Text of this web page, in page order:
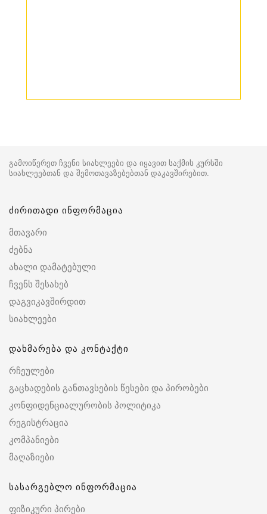
გამოიწერეთ ჩვენი სიახლეები და იყავით საქმის კურსში
სიახლეებთან და შემოთავაზებებთან დაკავშირებით.
ძირითადი ინფორმაცია
მთავარი
ძებნა
ახალი დამატებული
ჩვენს შესახებ
დაგვიკავშირდით
სიახლეები
დახმარება და კონტაქტი
რჩეულები
გაცხადების განთავსების წესები და პირობები
კონფიდენციალურობის პოლიტიკა
რეგისტრაცია
კომპანიები
მაღაზიები
სასარგებლო ინფორმაცია
ფიზიკური პირები